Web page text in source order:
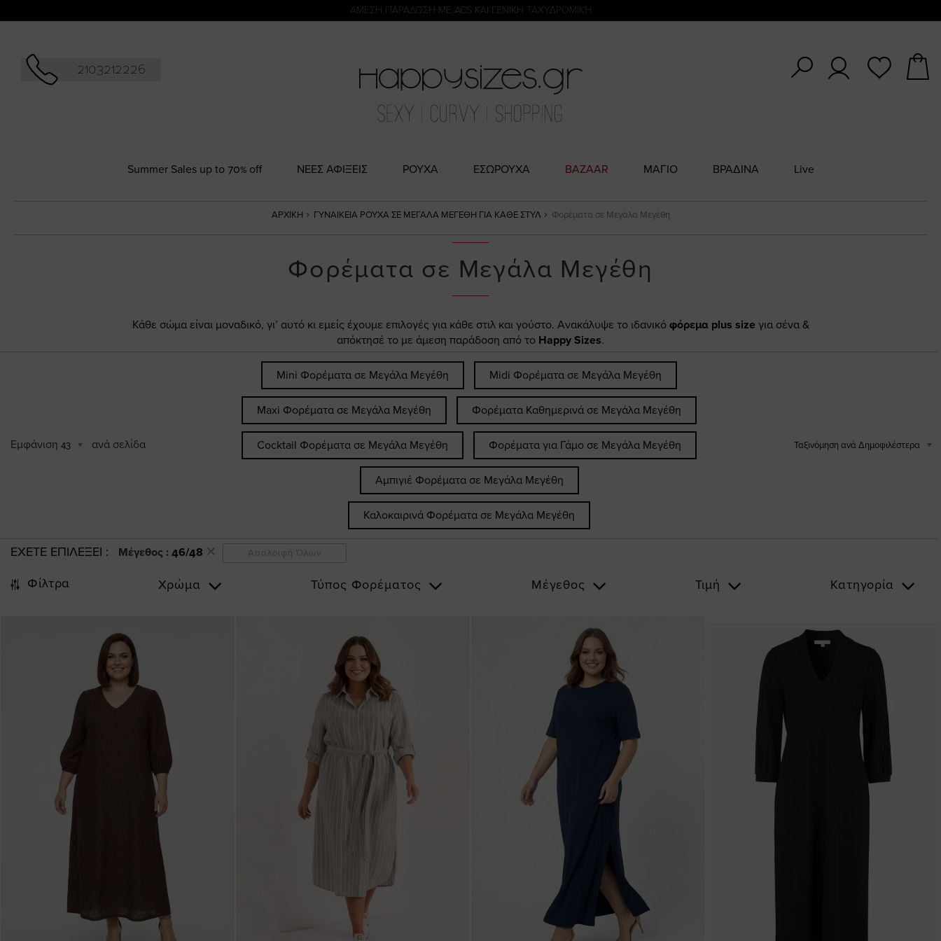
ΑΜΕΣΗ ΠΑΡΑΔΟΣΗ ΜΕ ACS ΚΑΙ ΓΕΝΙΚΗ ΤΑΧΥΔΡΟΜΙΚΉ
2103212226
Summer Sales up to 70% off NΕΕΣ ΑΦΙΞΕΙΣ ΡΟΥΧΑ ΕΣΩΡΟΥΧΑ BAZAAR ΜΑΓΙΟ ΒΡΑΔΙΝΑ Live
ΑΡΧΙΚΉ ΓΥΝΑΙΚΕΊΑ ΡΟΎΧΑ ΣΕ ΜΕΓΆΛΑ ΜΕΓΈΘΗ ΓΙΑ ΚΆΘΕ ΣΤΥΛ Φορέματα σε Μεγάλα Μεγέθη
Φορέματα σε Μεγάλα Μεγέθη
Κάθε σώμα είναι μοναδικό, γι’ αυτό κι εμείς έχουμε επιλογές για κάθε στιλ και γούστο. Ανακάλυψε το ιδανικό φόρεμα plus size για σένα &
απόκτησέ το με άμεση παράδοση από το Happy Sizes.
Εμφάνιση 43 ανά σελίδα
Mini Φορέματα σε Μεγάλα Μεγέθη Midi Φορέματα σε Μεγάλα Μεγέθη
Maxi Φορέματα σε Μεγάλα Μεγέθη Φορέματα Καθημερινά σε Μεγάλα Μεγέθη
Cocktail Φορέματα σε Μεγάλα Μεγέθη Φορέματα για Γάμο σε Μεγάλα Μεγέθη
Αμπιγιέ Φορέματα σε Μεγάλα Μεγέθη
Καλοκαιρινά Φορέματα σε Μεγάλα Μεγέθη
Ταξινόμηση ανά Δημοφιλέστερα
ΕΧΕΤΕ ΕΠΙΛΕΞΕΙ Μέγεθος : 46/48 Απαλοιφή Όλων
Φίλτρα Χρώμα Τύπος Φορέματος Μέγεθος Τιμή Κατηγορία